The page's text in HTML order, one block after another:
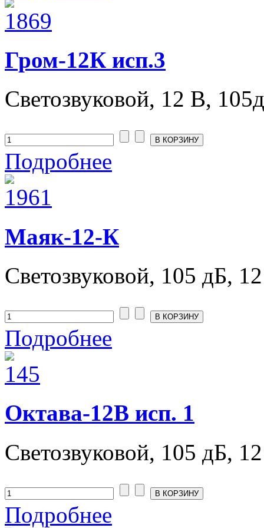
Гром-12К исп.3
Светозвуковой, 12 В,
Подробнее
Маяк-12-К
Светозвуковой, 105 дБ,
Подробнее
Октава-12В исп. 1
Светозвуковой, 105 дБ,
Подробнее